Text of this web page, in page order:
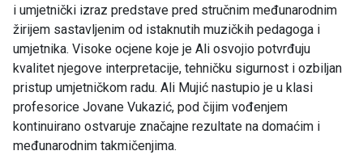
i umjetnički izraz predstave pred stručnim međunarodnim
žirijem sastavljenim od istaknutih muzičkih pedagoga i
umjetnika. Visoke ocjene koje je Ali osvojio potvrđuju
kvalitet njegove interpretacije, tehničku sigurnost i ozbiljan
pristup umjetničkom radu. Ali Mujić nastupio je u klasi
profesorice Jovane Vukazić, pod čijim vođenjem
kontinuirano ostvaruje značajne rezultate na domaćim i
međunarodnim takmičenjima.